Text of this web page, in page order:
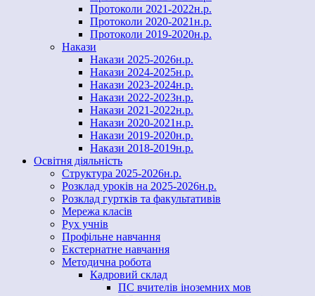
Протоколи 2021-2022н.р.
Протоколи 2020-2021н.р.
Протоколи 2019-2020н.р.
Накази
Накази 2025-2026н.р.
Накази 2024-2025н.р.
Накази 2023-2024н.р.
Накази 2022-2023н.р.
Накази 2021-2022н.р.
Накази 2020-2021н.р.
Накази 2019-2020н.р.
Накази 2018-2019н.р.
Освітня діяльність
Структура 2025-2026н.р.
Розклад уроків на 2025-2026н.р.
Розклад гуртків та факультативів
Мережа класів
Рух учнів
Профільне навчання
Екстернатне навчання
Методична робота
Кадровий склад
ПС вчителів іноземних мов